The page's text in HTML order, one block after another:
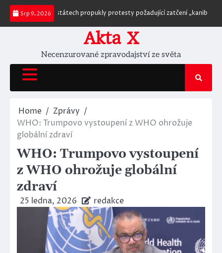
Skip
content
Srp 9, 2026
státech propukly protesty požadující zatčení „kanibalů“ Leonarda
Akta X
Necenzurované zpravodajství ze světa
Home
Zprávy
WHO: Trumpovo vystoupení z WHO ohrožuje
globální zdraví
WHO: Trumpovo vystoupení
z WHO ohrožuje globální
zdraví
25 ledna, 2026 redakce